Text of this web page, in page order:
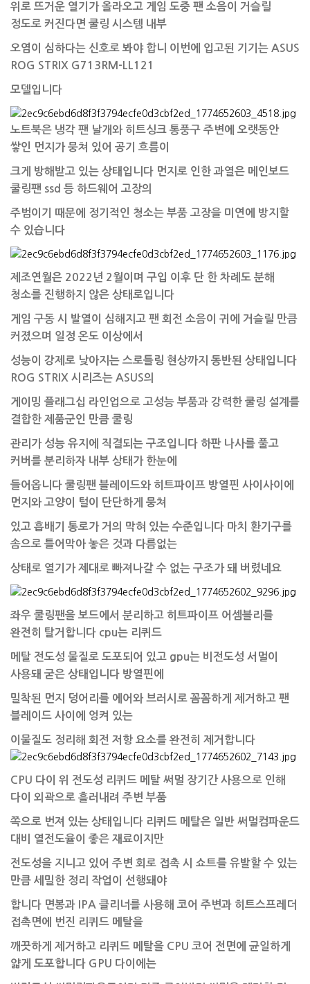
위로 뜨거운 열기가 올라오고 게임 도중 팬 소음이 거슬릴
정도로 커진다면 쿨링 시스템 내부
오염이 심하다는 신호로 봐야 합니 이번에 입고된 기기는 ASUS
ROG STRIX G713RM-LL121
모델입니다
노트북은 냉각 팬 날개와 히트싱크 통풍구 주변에 오랫동안
쌓인 먼지가 뭉쳐 있어 공기 흐름이
크게 방해받고 있는 상태입니다 먼지로 인한 과열은 메인보드
쿨링팬 ssd 등 하드웨어 고장의
주범이기 때문에 정기적인 청소는 부품 고장을 미연에 방지할
수 있습니다
제조연월은 2022년 2월이며 구입 이후 단 한 차례도 분해
청소를 진행하지 않은 상태로입니다
게임 구동 시 발열이 심해지고 팬 회전 소음이 귀에 거슬릴 만큼
커졌으며 일정 온도 이상에서
성능이 강제로 낮아지는 스로틀링 현상까지 동반된 상태입니다
ROG STRIX 시리즈는 ASUS의
게이밍 플래그십 라인업으로 고성능 부품과 강력한 쿨링 설계를
결합한 제품군인 만큼 쿨링
관리가 성능 유지에 직결되는 구조입니다 하판 나사를 풀고
커버를 분리하자 내부 상태가 한눈에
들어옵니다 쿨링팬 블레이드와 히트파이프 방열핀 사이사이에
먼지와 고양이 털이 단단하게 뭉쳐
있고 흡배기 통로가 거의 막혀 있는 수준입니다 마치 환기구를
솜으로 틀어막아 놓은 것과 다름없는
상태로 열기가 제대로 빠져나갈 수 없는 구조가 돼 버렸네요
좌우 쿨링팬을 보드에서 분리하고 히트파이프 어셈블리를
완전히 탈거합니다 cpu는 리퀴드
메탈 전도성 물질로 도포되어 있고 gpu는 비전도성 서멀이
사용돼 굳은 상태입니다 방열핀에
밀착된 먼지
덩어리를 에어와 브러시로 꼼꼼하게 제거하고 팬
블레이드 사이에 엉켜 있는
이물질도 정리해 회전 저항 요소를 완전히 제거합니다
CPU 다이 위 전도성 리퀴드 메탈 써멀 장기간 사용으로 인해
다이 외곽으로 흘러내려 주변 부품
쪽으로 번져 있는 상태입니다 리퀴드 메탈은 일반 써멀컴파운드
대비 열전도율이 좋은 재료이지만
전도성을 지니고 있어 주변 회로 접촉 시 쇼트를 유발할 수 있는
만큼 세밀한 정리 작업이 선행돼야
합니다 면봉과 IPA 클리너를 사용해 코어 주변과 히트스프레더
접촉면에 번진 리퀴드 메탈을
깨끗하게 제거하고 리퀴드 메탈을 CPU 코어 전면에 균일하게
얇게 도포합니다 GPU 다이에는